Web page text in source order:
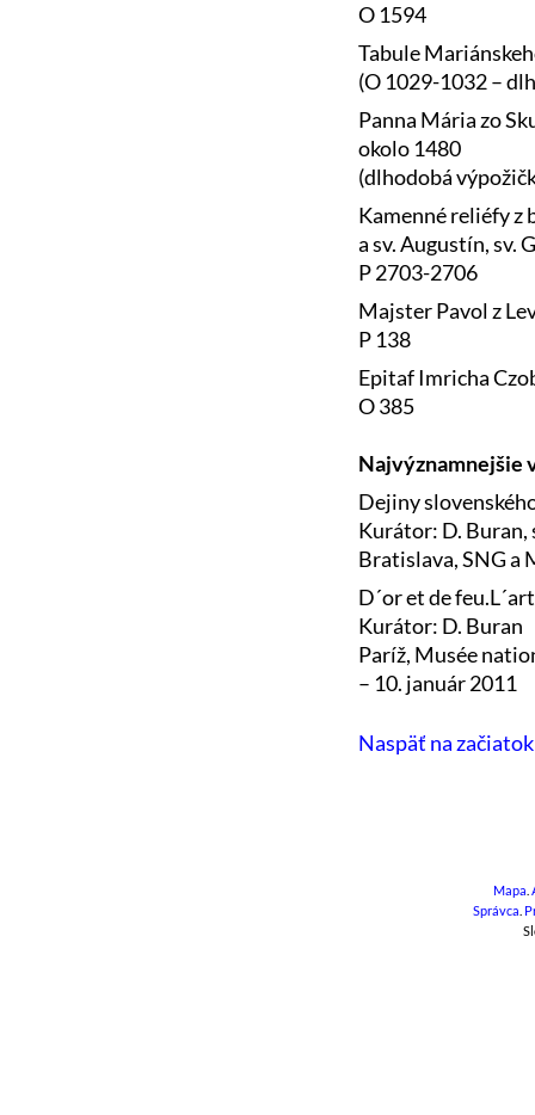
O 1594
Tabule
(O 1029-1032 –
Panna Mária zo
okolo 1480
(dlhodobá
Kamenné reliéfy z
a sv. Augustín, sv.
P 2703-2706
Majster Pavol z
P 138
Epitaf Imricha
O 385
Najvýznamnejšie
Dejiny
Kurátor: D.
Bratislava, SNG a
D´or et de
Kurátor: D. Buran
Paríž, Musée
– 10. január 2011
Naspäť na začiatok
Mapa.
Správca.